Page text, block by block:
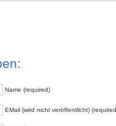
Name (required)
EMail (wird nicht veröffentlicht)